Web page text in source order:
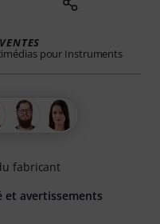
pour Instruments
fabricant
et avertissements